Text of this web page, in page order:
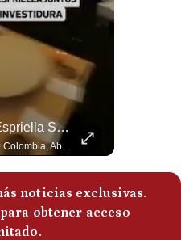
Abelardo De La Espriella Se Reúne Con Javier Milei En Cali | Gestión Mundo
El presidente electo de Colombia, Abelardo de la Espriella, sostuvo una reunión bilateral en Cali con el mandatario argentino Javier Milei. El encuentro se dio pocas horas antes de la ceremonia de investidura presidencial para el periodo 2026-2030, marcando el inicio de una nueva alianza estratégica regional. #DeLaEspriella #JavierMilei #Colombia #Argentina #PoliticaLatina #Shorts 👉 Suscríbete y activa la campana para no perderte nuestro análisis diario. 🌎 Síguenos en nuestras redes sociales: 📌 Web oficial: https://gestion.pe/mundo/ 📌 LinkedIn: http://bit.ly/3HYIET0 📌 X (Twitter): http://bit.ly/4noZtX9 📌 TikTok: http://bit.ly/4evB6TO